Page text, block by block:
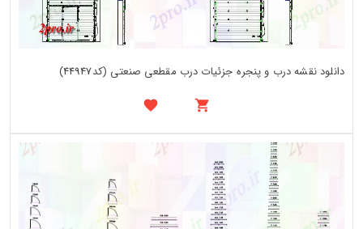
دانلود نقشه درب و پنجره جزئیات درب مقطعی صنعتی (کد44947)